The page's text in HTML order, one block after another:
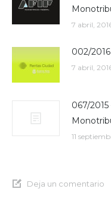
7 abril,
002/
7 abril,
067/
11
Deja un comentario